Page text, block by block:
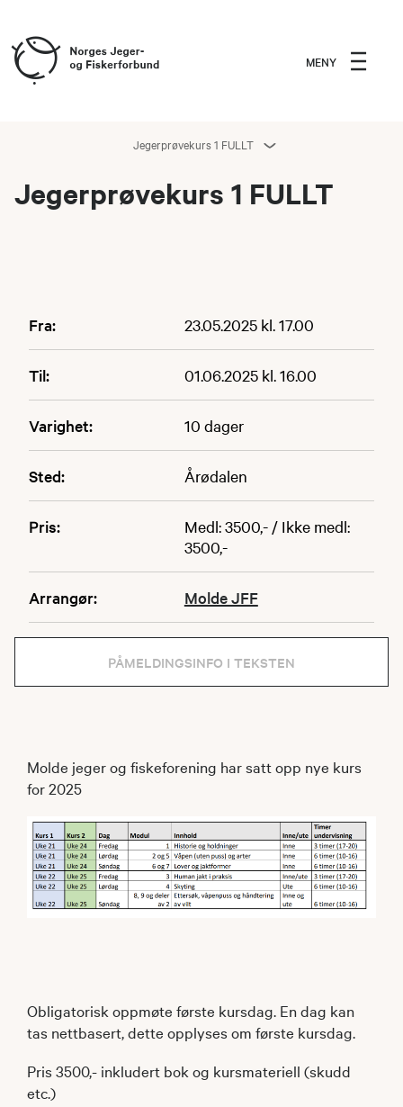
MENY
Jegerprøvekurs 1 FULLT
Jegerprøvekurs 1 FULLT
Fra: 23.05.2025 kl. 17.00
Til: 01.06.2025 kl. 16.00
Varighet: 10 dager
Sted: Årødalen
Pris:
Medl: 3500,- / Ikke medl:
3500,-
Arrangør: Molde JFF
PÅMELDINGSINFO I TEKSTEN
Molde jeger og fiskeforening har satt opp nye kurs
for 2025
Obligatorisk oppmøte første kursdag. En dag kan
tas nettbasert, dette opplyses om første kursdag.
Pris 3500,- inkludert bok og kursmateriell (skudd
etc.)